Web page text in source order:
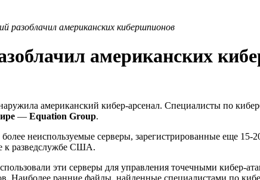
разоблачил американских кибершпионов
американских
американский кибер-арсенал. Специалисты по
— Equation Group.
неиспользуемые серверы, зарегистрированные еще
к разведслужбе США.
эти серверы для управления точечными кибер-
Наиболее ранние файлы, найденные специалистами по